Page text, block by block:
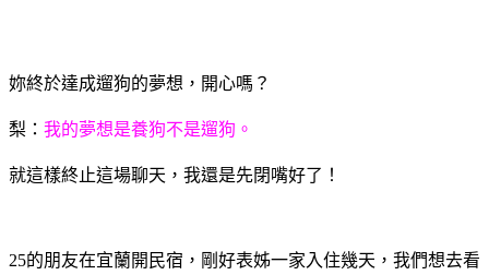
妳終於達成遛狗的夢想，開心嗎？
梨： 我的夢想是養狗不是遛狗。
就這樣終止這場聊天，我還是先閉嘴好了！
25的朋友在宜蘭開民宿，剛好表姊一家入住幾天，我們想去看